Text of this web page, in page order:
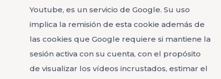
Youtube, es un servicio de Google. Su uso
implica la remisión de esta cookie además de
las cookies que Google requiere si mantiene la
sesión activa con su cuenta, con el propósito
de visualizar los vídeos incrustados, estimar el